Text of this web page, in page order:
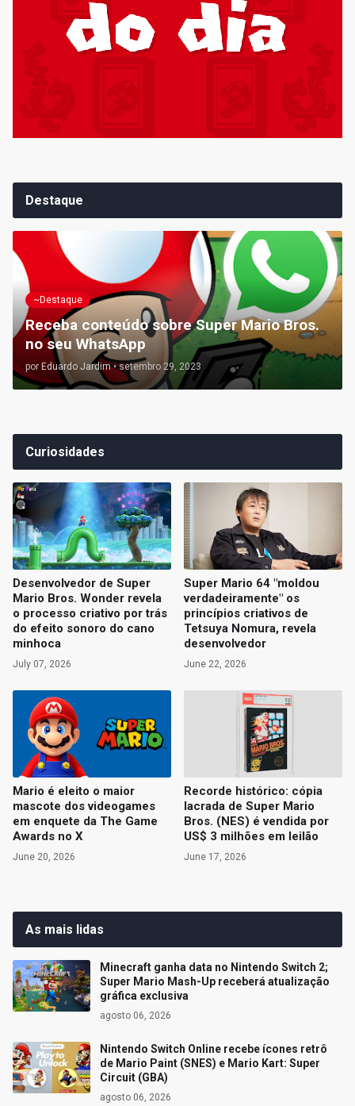
Destaque
~Destaque
Receba conteúdo sobre Super Mario Bros.
no seu WhatsApp
por Eduardo Jardim • setembro 29, 2023
Curiosidades
Desenvolvedor de Super
Mario Bros. Wonder revela
o processo criativo por trás
do efeito sonoro do cano
minhoca
July 07, 2026
Super Mario 64 "moldou
verdadeiramente" os
princípios criativos de
Tetsuya Nomura, revela
desenvolvedor
June 22, 2026
Mario é eleito o maior
mascote dos videogames
em enquete da The Game
Awards no X
June 20, 2026
Recorde histórico: cópia
lacrada de Super Mario
Bros. (NES) é vendida por
US$ 3 milhões em leilão
June 17, 2026
As mais lidas
Minecraft ganha data no Nintendo Switch 2;
Super Mario Mash-Up receberá atualização
gráfica exclusiva
agosto 06, 2026
Nintendo Switch Online recebe ícones retrô
de Mario Paint (SNES) e Mario Kart: Super
Circuit (GBA)
agosto 06, 2026